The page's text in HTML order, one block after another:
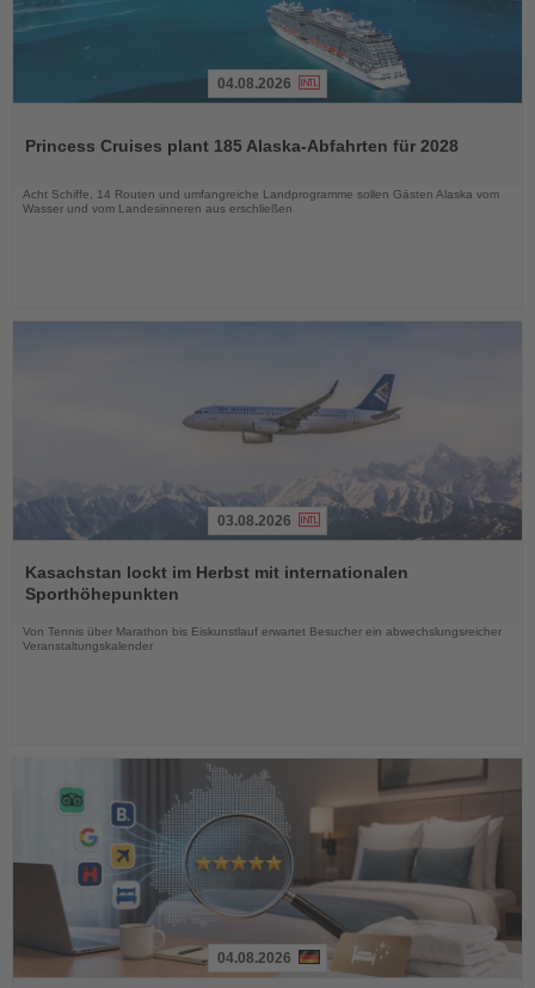
die
04.08.2026
Princess Cruises plant 185 Alaska-Abfahrten für 2028
Acht Schiffe, 14 Routen und umfangreiche Landprogramme sollen Gästen Alaska vom
Wasser und vom Landesinneren aus erschließen
Sie
die
Nachrichten
03.08.2026
Kasachstan lockt im Herbst mit internationalen
Sporthöhepunkten
Von Tennis über Marathon bis Eiskunstlauf erwartet Besucher ein abwechslungsreicher
Veranstaltungskalender
04.08.2026